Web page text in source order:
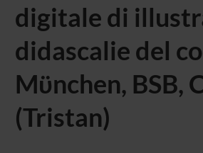
digitale di
didascalie del
Mϋnchen, BSB,
(Tristan)